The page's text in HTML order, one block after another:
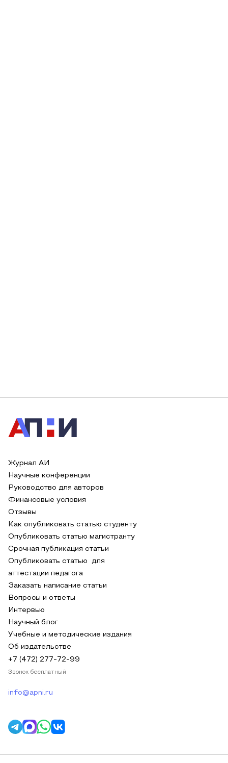
Журнал АИ
Научные конференции
Руководство для авторов
Финансовые условия
Отзывы
Как опубликовать статью студенту
Опубликовать статью магистранту
Срочная публикация статьи
Опубликовать статью для
аттестации педагога
Заказать написание статьи
Вопросы и ответы
Интервью
Научный блог
Учебные и методические издания
Об издательстве
+7 (472) 277-72-99
Звонок бесплатный
info@apni.ru